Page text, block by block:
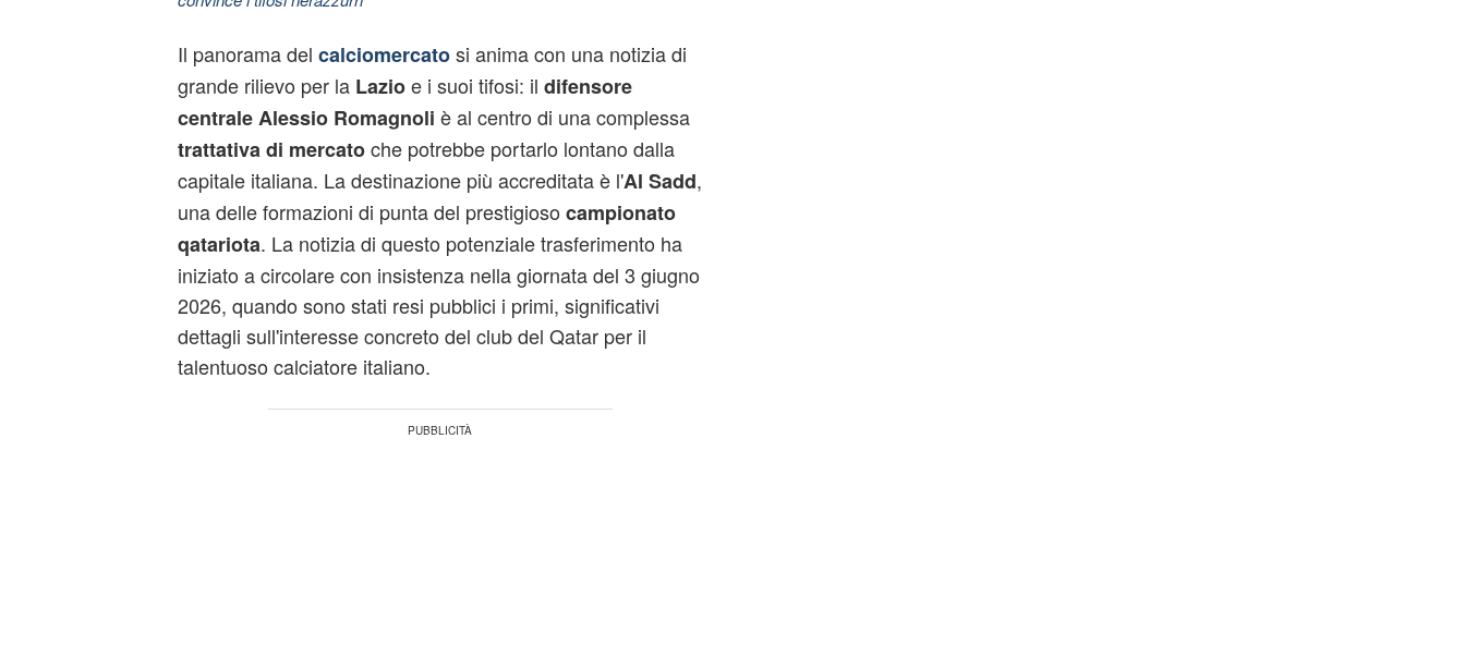
Il panorama del calciomercatosi anima con una notizia di
grande rilievo per la Lazioe i suoi tifosi: il difensore
centrale Alessio Romagnoli è al centro di una complessa
trattativa di mercatoche potrebbe portarlo lontano dalla
capitale italiana. La destinazione più accreditata è l'Al Sadd,
una delle formazioni di punta del prestigioso campionato
qatariota. La notizia di questo potenziale trasferimento ha
iniziato a circolare con insistenza nella giornata del 3 giugno
2026, quando sono stati resi pubblici i primi, significativi
dettagli sull'interesse concreto del club del Qatar per il
talentuoso calciatore italiano.